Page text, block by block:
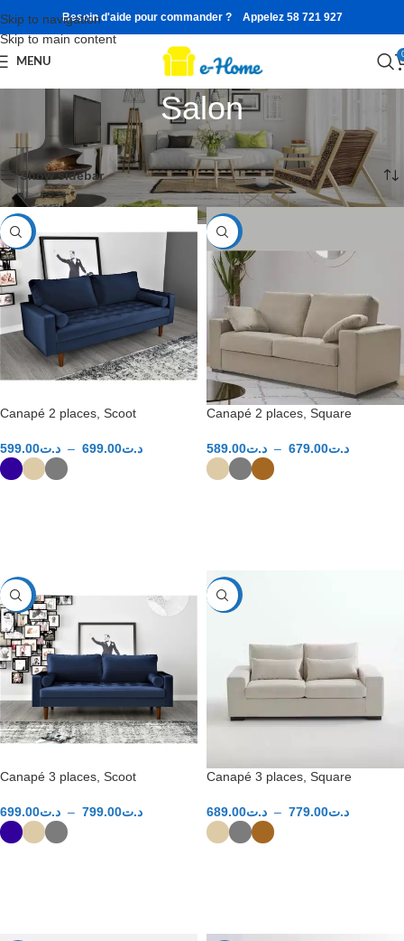
Skip to navigation
Skip to main content
Besoin d'aide pour commander ? Appelez 58 721 927
MENU
Salon
Accueil Affichage de 1–12 sur 23 résultats
Show sidebar
-41%
Canapé 2 places, Scoot
د.ت599.00 – د.ت699.00
-40%
Canapé 2 places, Square
د.ت589.00 – د.ت679.00
-40%
Canapé 3 places, Scoot
د.ت699.00 – د.ت799.00
-40%
Canapé 3 places, Square
د.ت689.00 – د.ت779.00